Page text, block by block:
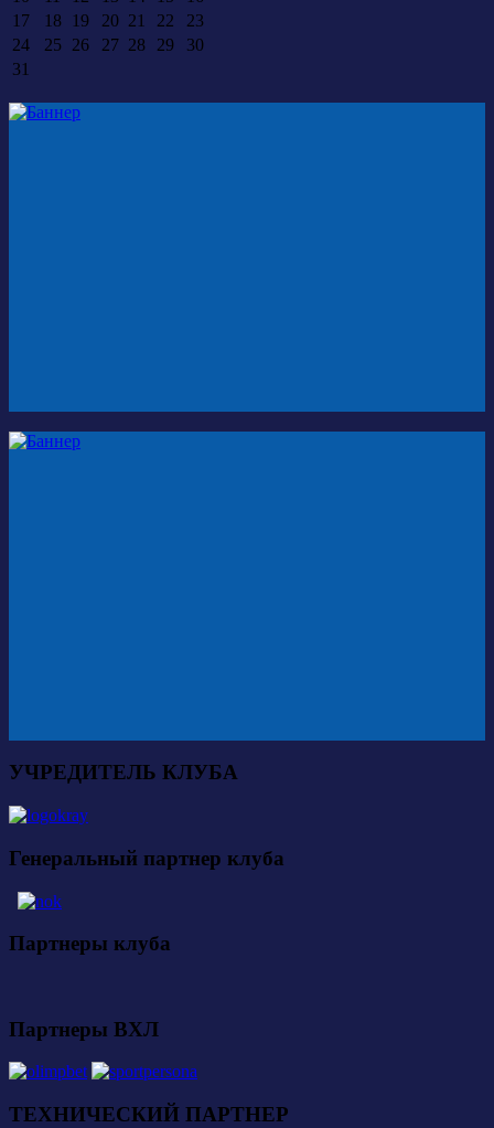
17
18 19 20 21 22
23
24
25 26 27 28 29
30
31
УЧРЕДИТЕЛЬ КЛУБА
Генеральный партнер клуба
Партнеры клуба
Партнеры ВХЛ
ТЕХНИЧЕСКИЙ ПАРТНЕР